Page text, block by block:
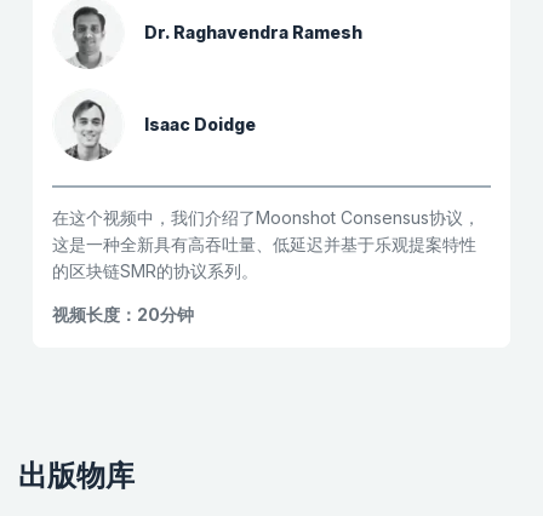
Dr. Raghavendra Ramesh
Isaac Doidge
在这个视频中，我们介绍了Moonshot Consensus协议，
这是一种全新具有高吞吐量、低延迟并基于乐观提案特性
的区块链SMR的协议系列。
视频长度：20分钟
出版物库